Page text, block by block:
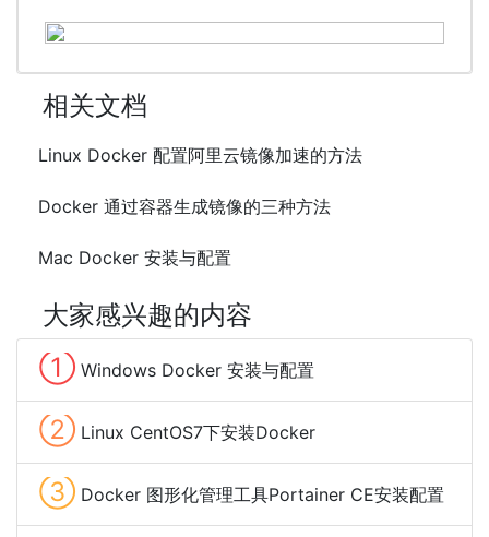
相关文档
Linux Docker 配置阿里云镜像加速的方法
Docker 通过容器生成镜像的三种方法
Mac Docker 安装与配置
大家感兴趣的内容
① Windows Docker 安装与配置
② Linux CentOS7下安装Docker
③ Docker 图形化管理工具Portainer CE安装配置